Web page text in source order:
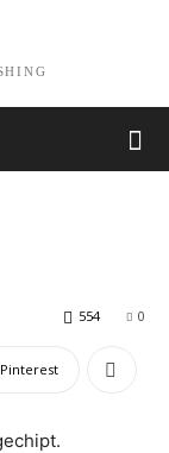
0
554
Pinterest